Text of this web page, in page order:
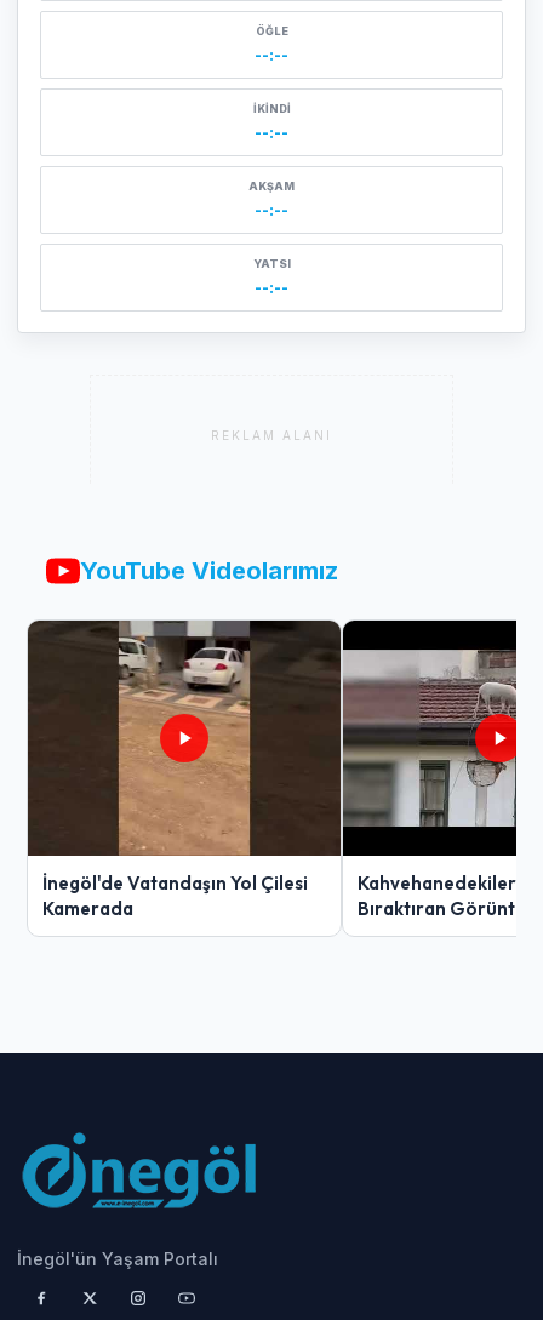
ÖĞLE
--:--
İKINDI
--:--
AKŞAM
--:--
YATSI
--:--
REKLAM ALANI
YouTube Videolarımız
İnegöl'de Vatandaşın Yol Çilesi
Kamerada
Kahvehanedekiler
Bıraktıran Görüntü!
İnegöl'ün Yaşam Portalı